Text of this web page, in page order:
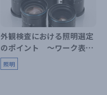
外観検査における照明選定
のポイント ～ワーク表面
に対して凹凸のない場合～
照明